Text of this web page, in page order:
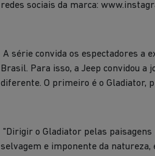
redes sociais da marca:
A série convida os espectadores a
Brasil. Para isso, a Jeep convidou
diferente. O primeiro é o Gladiator,
"Dirigir o Gladiator pelas
selvagem e imponente da natureza,